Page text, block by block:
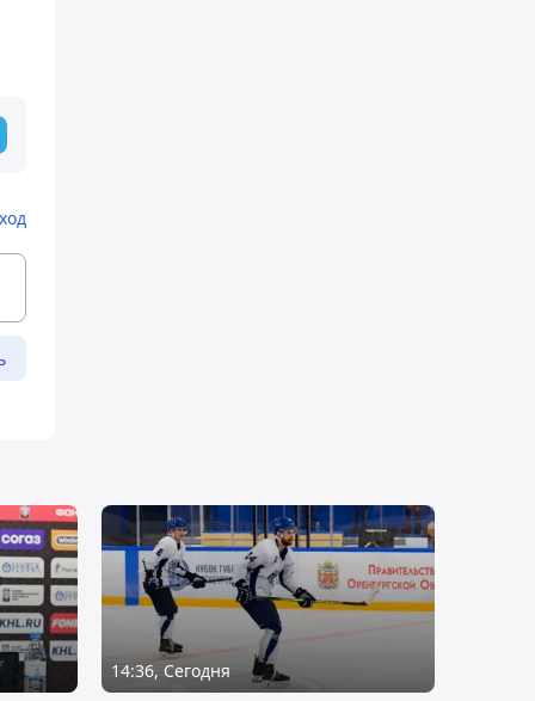
14:36, Сегодня